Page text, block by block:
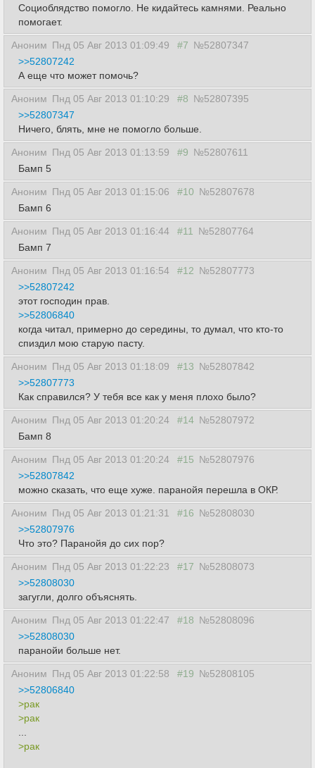
Социоблядство помогло. Не кидайтесь камнями. Реально
помогает.
Аноним Пнд 05 Авг 2013 01:09:49 #7 №52807347
>>52807242
А еще что может помочь?
Аноним Пнд 05 Авг 2013 01:10:29 #8 №52807395
>>52807347
Ничего, блять, мне не помогло больше.
Аноним Пнд 05 Авг 2013 01:13:59 #9 №52807611
Бамп 5
Аноним Пнд 05 Авг 2013 01:15:06 #10 №52807678
Бамп 6
Аноним Пнд 05 Авг 2013 01:16:44 #11
№52807764
Бамп 7
Аноним Пнд 05 Авг 2013 01:16:54 #12 №52807773
>>52807242
этот господин прав.
>>52806840
когда читал, примерно до середины, то думал, что кто-то
спиздил мою старую пасту.
Аноним Пнд 05 Авг 2013 01:18:09 #13 №52807842
>>52807773
Как справился? У тебя все как у меня плохо было?
Аноним Пнд 05 Авг 2013 01:20:24 #14 №52807972
Бамп 8
Аноним Пнд 05 Авг 2013 01:20:24 #15 №52807976
>>52807842
можно сказать, что еще хуже. паранойя перешла в ОКР.
Аноним Пнд 05 Авг 2013 01:21:31 #16 №52808030
>>52807976
Что это? Паранойя до сих пор?
Аноним Пнд 05 Авг 2013 01:22:23 #17 №52808073
>>52808030
загугли, долго объяснять.
Аноним Пнд 05 Авг 2013 01:22:47 #18 №52808096
>>52808030
паранойи больше нет.
Аноним Пнд 05 Авг 2013 01:22:58 #19 №52808105
>>52806840
>рак
>рак
>рак